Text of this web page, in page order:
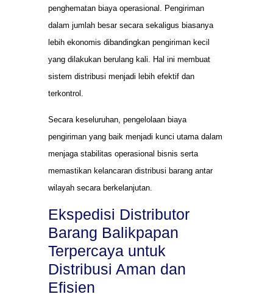
penghematan biaya operasional. Pengiriman
dalam jumlah besar secara sekaligus biasanya
lebih ekonomis dibandingkan pengiriman kecil
yang dilakukan berulang kali. Hal ini membuat
sistem distribusi menjadi lebih efektif dan
terkontrol.
Secara keseluruhan, pengelolaan biaya
pengiriman yang baik menjadi kunci utama dalam
menjaga stabilitas operasional bisnis serta
memastikan kelancaran distribusi barang antar
wilayah secara berkelanjutan.
Ekspedisi Distributor
Barang Balikpapan
Terpercaya untuk
Distribusi Aman dan
Efisien